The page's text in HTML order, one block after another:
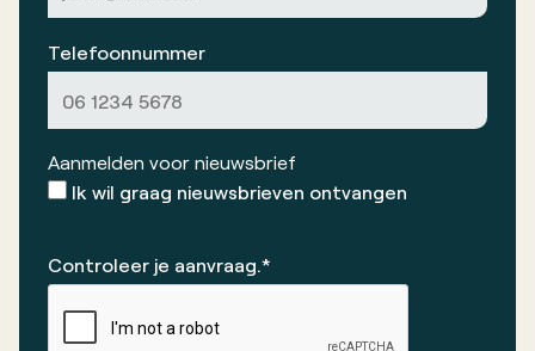
Telefoonnummer
Aanmelden voor nieuwsbrief
Ik wil graag nieuwsbrieven ontvangen
Controleer je aanvraag.*